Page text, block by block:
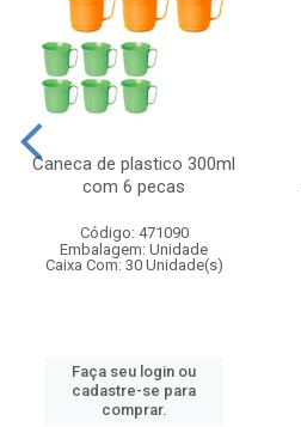
Caneca de plastico 300ml
com 6 pecas
Código: 471090
Embalagem: Unidade
Caixa Com: 30 Unidade(s)
Faça seu login ou
cadastre-se para
comprar.